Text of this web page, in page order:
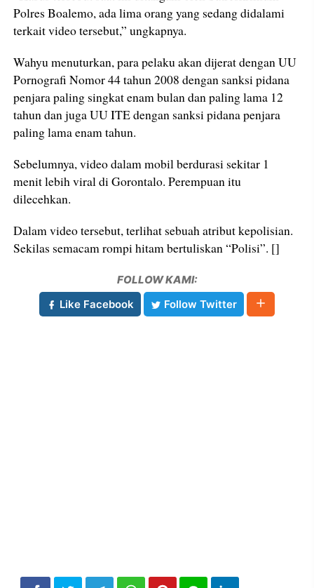
Polres Boalemo, ada lima orang yang sedang didalami
terkait video tersebut,” ungkapnya.
Wahyu menuturkan, para pelaku akan dijerat dengan UU
Pornografi Nomor 44 tahun 2008 dengan sanksi pidana
penjara paling singkat enam bulan dan paling lama 12
tahun dan juga UU ITE dengan sanksi pidana penjara
paling lama enam tahun.
Sebelumnya, video dalam mobil berdurasi sekitar 1
menit lebih viral di Gorontalo. Perempuan itu
dilecehkan.
Dalam video tersebut, terlihat sebuah atribut kepolisian.
Sekilas semacam rompi hitam bertuliskan “Polisi”. []
FOLLOW KAMI:
Like Facebook
Follow Twitter